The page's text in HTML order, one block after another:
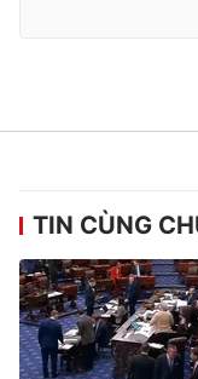
® Cấm sao chép
TIN CÙNG